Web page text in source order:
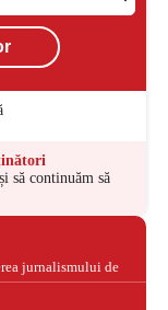
să continuăm să
jurnalismului de